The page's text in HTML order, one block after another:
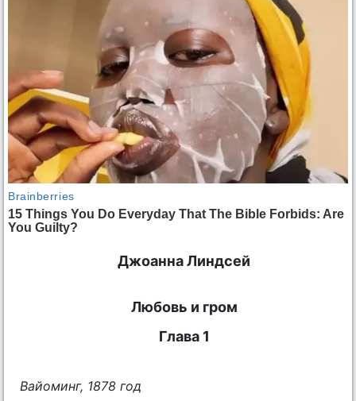
Джоанна Линдсей
Любовь и гром
Глава 1
Вайоминг, 1878 год